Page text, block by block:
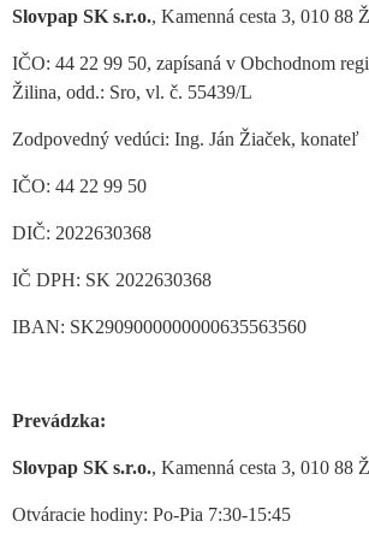
Slovpap SK s.r.o., Kamenná cesta 3, 010 88
IČO: 44 22 99 50, zapísaná v Obchodnom
Žilina, odd.: Sro, vl. č. 55439/L
Zodpovedný vedúci: Ing. Ján Žiaček, konateľ
IČO: 44 22 99 50
DIČ: 2022630368
IČ DPH: SK 2022630368
IBAN: SK2909000000000635563560
Prevádzka:
Slovpap SK s.r.o., Kamenná cesta 3, 010 88
Otváracie hodiny: Po-Pia 7:30-15:45